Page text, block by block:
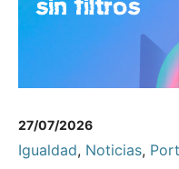
27/07/2026
Igualdad, Noticias,